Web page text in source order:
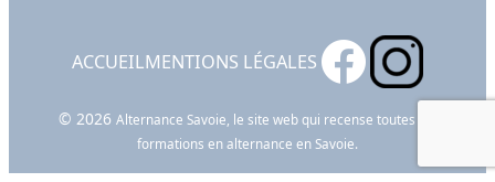
ACCUEILMENTIONS LÉGALES
© 2026 Alternance Savoie, le site web qui recense toutes les
formations en alternance en Savoie.